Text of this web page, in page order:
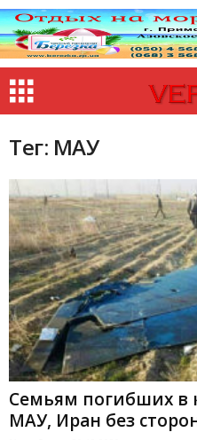
Тег: МАУ
Семьям погибших в
МАУ, Иран без